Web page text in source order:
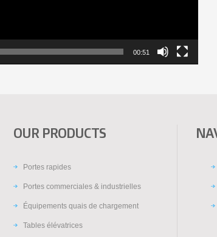
00:51
OUR PRODUCTS
Portes rapides
Portes commerciales & industrielles
Équipements quais de chargement
Tables élévatrices